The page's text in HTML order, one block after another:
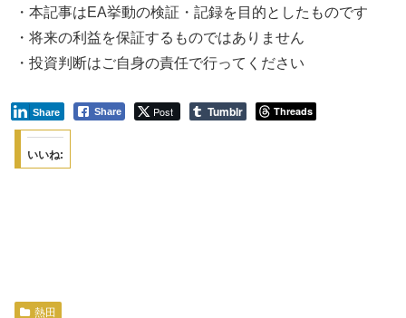
・本記事はEA挙動の検証・記録を目的としたものです
・将来の利益を保証するものではありません
・投資判断はご自身の責任で行ってください
Share Post
Share Tumblr Threads
いいね:
熱田